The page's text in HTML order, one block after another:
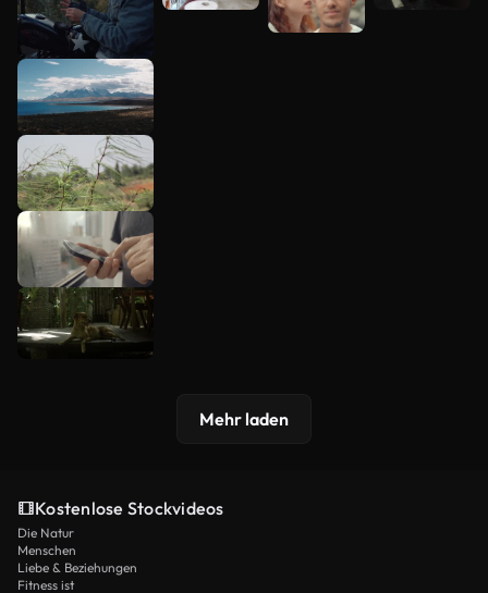
Mehr laden
Kostenlose Stockvideos
Die Natur
Menschen
Liebe & Beziehungen
Fitness ist